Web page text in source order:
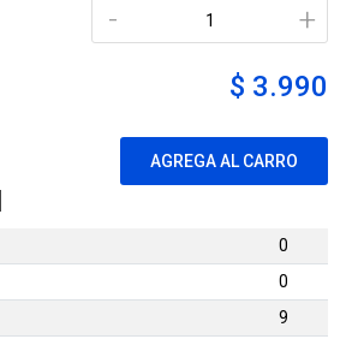
+
-
$ 3.990
AGREGA AL CARRO
0
0
9